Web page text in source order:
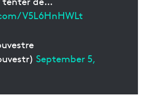
V5L6HnHWLt
September 5,